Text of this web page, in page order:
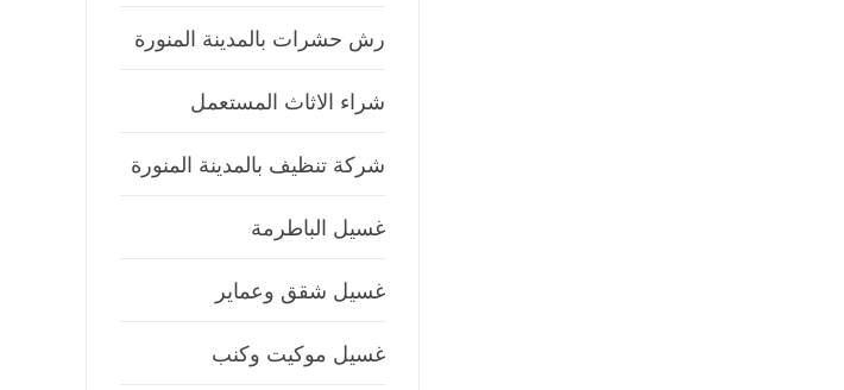
رش حشرات بالمدينة المنورة
شراء الاثاث المستعمل
شركة تنظيف بالمدينة المنورة
غسيل الباطرمة
غسيل شقق وعماير
غسيل موكيت وكنب